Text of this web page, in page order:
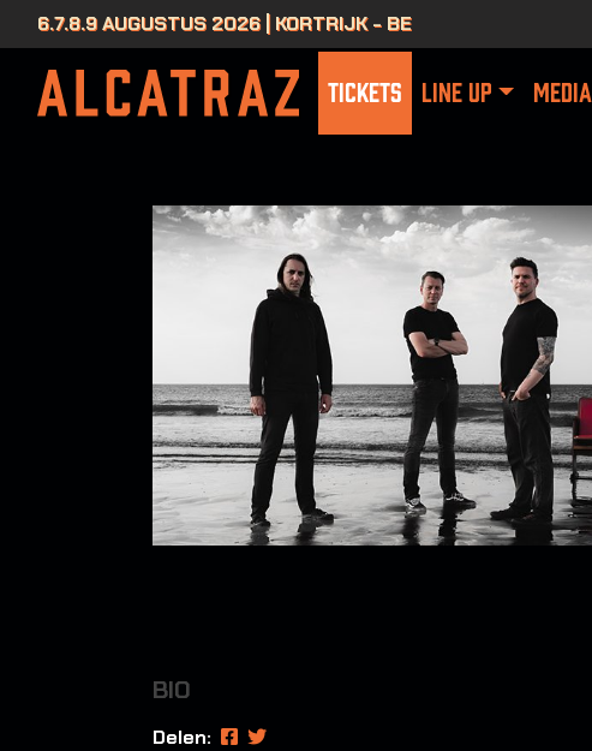
6.7.8.9 AUGUSTUS 2026 | KORTRIJK - BE
TICKETS LINE UP MEDIA
BIO
Delen: